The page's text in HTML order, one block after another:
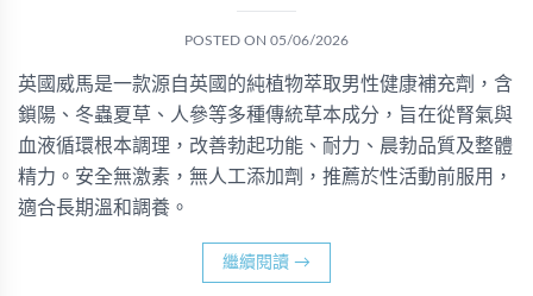
POSTED ON 05/06/2026
英國威馬是一款源自英國的純植物萃取男性健康補充劑，含
鎖陽、冬蟲夏草、人參等多種傳統草本成分，旨在從腎氣與
血液循環根本調理，改善勃起功能、耐力、晨勃品質及整體
精力。安全無激素，無人工添加劑，推薦於性活動前服用，
適合長期溫和調養。
繼續閱讀 →